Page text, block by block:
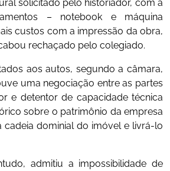
solicitado pelo historiador, com a
– notebook e máquina
custos com a impressão da obra,
rechaçado pelo colegiado.
aos autos, segundo a câmara,
uma negociação entre as partes
e detentor de capacidade técnica
sobre o patrimônio da empresa
cadeia dominial do imóvel e livrá-lo
admitiu a impossibilidade de